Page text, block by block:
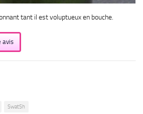
tant il est voluptueux en bouche.
avis
SwatSh